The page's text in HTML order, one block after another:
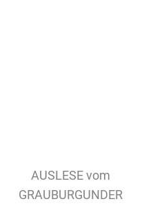
AUSLESE vom
GRAUBURGUNDER